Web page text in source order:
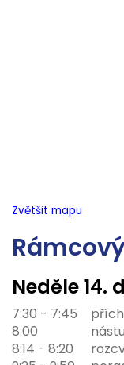
Zvětšit mapu
Neděle14.
7:30 - 7:45
8:00
8:14 - 8:20